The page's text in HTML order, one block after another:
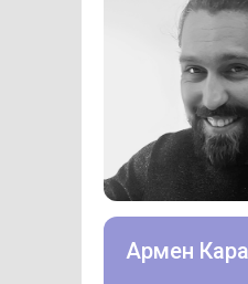
Армен